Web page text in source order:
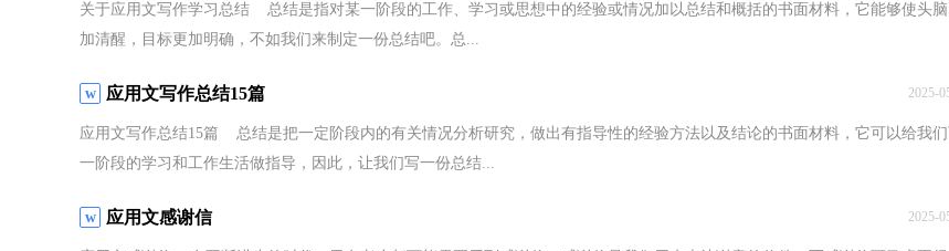
关于应用文写作学习总结 总结是指对某一阶段的工作、学习或思想中的经验或情况加以总结和概括的书面材料，它能够使头脑
加清醒，目标更加明确，不如我们来制定一份总结吧。总...
应用文写作总结15篇
应用文写作总结15篇 总结是把一定阶段内的有关情况分析研究，做出有指导性的经验方法以及结论的书面材料，它可以给我
一阶段的学习和工作生活做指导，因此，让我们写一份总结...
2025-
应用文感谢信 2025-